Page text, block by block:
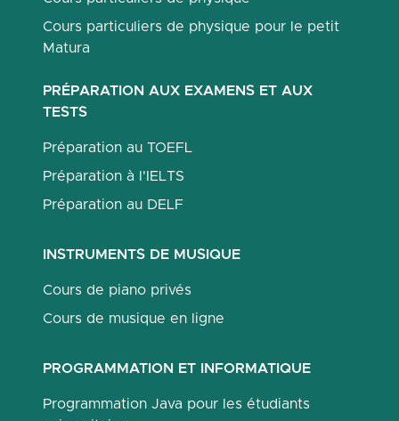
Cours particuliers de physique pour le petit
Matura
PRÉPARATION AUX EXAMENS ET AUX
TESTS
Préparation au TOEFL
Préparation à l'IELTS
Préparation au DELF
INSTRUMENTS DE MUSIQUE
Cours de piano privés
Cours de musique en ligne
PROGRAMMATION ET INFORMATIQUE
Programmation Java pour les étudiants